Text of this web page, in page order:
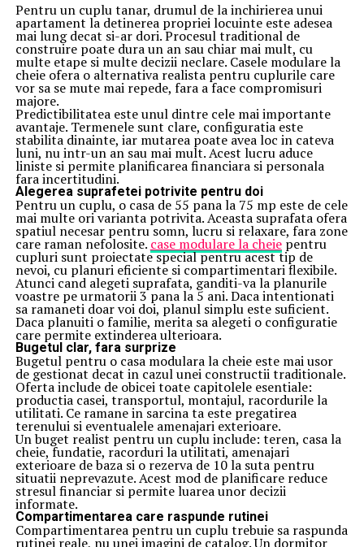
Pentru un cuplu tanar, drumul de la inchirierea unui
apartament la detinerea propriei locuinte este adesea
mai lung decat si-ar dori. Procesul traditional de
construire poate dura un an sau chiar mai mult, cu
multe etape si multe decizii neclare. Casele modulare la
cheie ofera o alternativa realista pentru cuplurile care
vor sa se mute mai repede, fara a face compromisuri
majore.
Predictibilitatea este unul dintre cele mai importante
avantaje. Termenele sunt clare, configuratia este
stabilita dinainte, iar mutarea poate avea loc in cateva
luni, nu intr-un an sau mai mult. Acest lucru aduce
liniste si permite planificarea financiara si personala
fara incertitudini.
Alegerea suprafetei potrivite pentru doi
Pentru un cuplu, o casa de 55 pana la 75 mp este de cele
mai multe ori varianta potrivita. Aceasta suprafata ofera
spatiul necesar pentru somn, lucru si relaxare, fara zone
care raman nefolosite. case modulare la cheiepentru
cupluri sunt proiectate special pentru acest tip de
nevoi, cu planuri eficiente si compartimentari flexibile.
Atunci cand alegeti suprafata, ganditi-va la planurile
voastre pe urmatorii 3 pana la 5 ani. Daca intentionati
sa ramaneti doar voi doi, planul simplu este suficient.
Daca planuiti o familie, merita sa alegeti o configuratie
care permite extinderea ulterioara.
Bugetul clar, fara surprize
Bugetul pentru o casa modulara la cheie este mai usor
de gestionat decat in cazul unei constructii traditionale.
Oferta include de obicei toate capitolele esentiale:
productia casei, transportul, montajul, racordurile la
utilitati. Ce ramane in sarcina ta este pregatirea
terenului si eventualele amenajari exterioare.
Un buget realist pentru un cuplu include: teren, casa la
cheie, fundatie, racorduri la utilitati, amenajari
exterioare de baza si o rezerva de 10 la suta pentru
situatii neprevazute. Acest mod de planificare reduce
stresul financiar si permite luarea unor decizii
informate.
Compartimentarea care raspunde rutinei
Compartimentarea pentru un cuplu trebuie sa raspunda
rutinei reale, nu unei imagini de catalog. Un dormitor